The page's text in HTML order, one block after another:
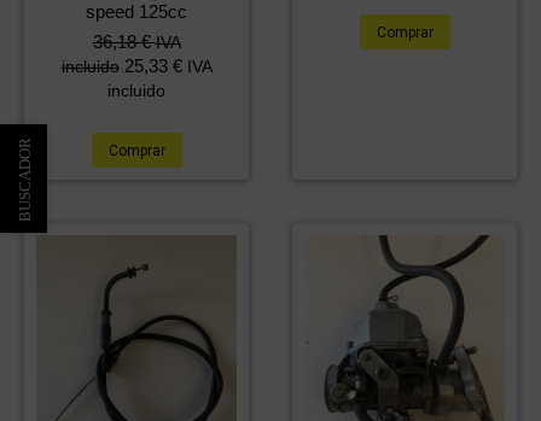
speed 125cc
36,18€ IVA
incluido 25,33 € IVA
incluido
Comprar
Comprar